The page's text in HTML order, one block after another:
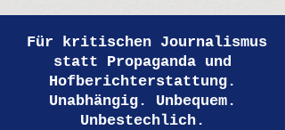
Für kritischen Journalismus
statt Propaganda und
Hofberichterstattung.
Unabhängig. Unbequem.
Unbestechlich.